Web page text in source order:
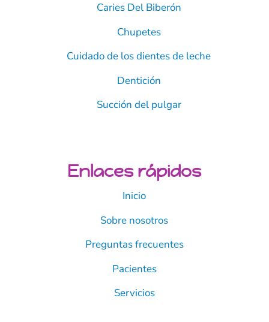
Caries Del Biberón
Chupetes
Cuidado de los dientes de leche
Dentición
Succión del pulgar
Enlaces rápidos
Inicio
Sobre nosotros
Preguntas frecuentes
Pacientes
Servicios